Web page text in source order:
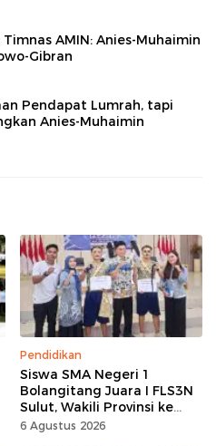
AMIN: Anies-Muhaimin
Gibran
Pendapat Lumrah, tapi
Anies-Muhaimin
Pendidikan
Siswa SMA Negeri 1
Bolangitang Juara I FLS3N
Sulut, Wakili Provinsi ke
Tingkat Nasional
6 Agustus 2026